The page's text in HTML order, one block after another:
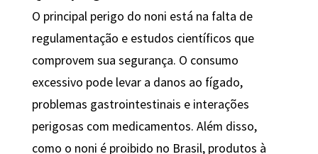
O principal perigo do noni está na falta de
regulamentação e estudos científicos que
comprovem sua segurança. O consumo
excessivo pode levar a danos ao fígado,
problemas gastrointestinais e interações
perigosas com medicamentos. Além disso,
como o noni é proibido no Brasil, produtos à